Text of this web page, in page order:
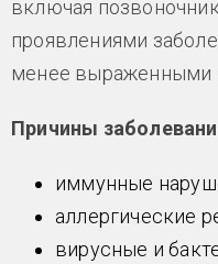
включая
проявлениями
менее выраженными
Причины
иммунные
аллергические
вирусные и